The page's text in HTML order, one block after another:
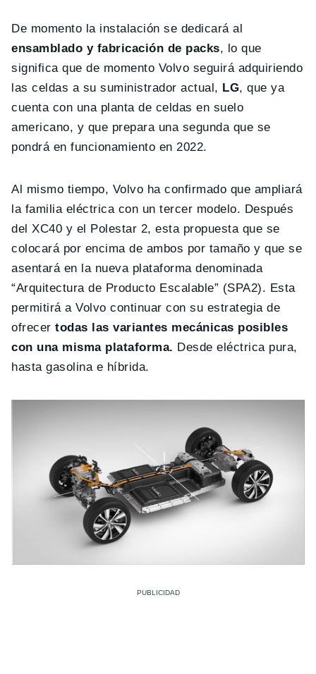
De momento la instalación se dedicará al
ensamblado y fabricación de packs, lo que
significa que de momento Volvo seguirá adquiriendo
las celdas a su suministrador actual, LG, que ya
cuenta con una planta de celdas en suelo
americano, y que prepara una segunda que se
pondrá en funcionamiento en 2022.
Al mismo tiempo, Volvo ha confirmado que ampliará
la familia eléctrica con un tercer modelo. Después
del XC40 y el Polestar 2, esta propuesta que se
colocará por encima de ambos por tamaño y que se
asentará en la nueva plataforma denominada
“Arquitectura de Producto Escalable” (SPA2). Esta
permitirá a Volvo continuar con su estrategia de
ofrecertodas las variantes mecánicas posibles
con una misma plataforma. Desde eléctrica pura,
hasta gasolina e híbrida.